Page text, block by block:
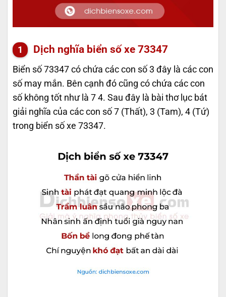
Dịch nghĩa biển số xe 73347
Biển số 73347 có chứa các con số 3 đây là các con
số may mắn. Bên cạnh đó cũng có chứa các con
số không tốt như là 7 4. Sau đây là bài thơ lục bát
giải nghĩa của các con số 7 (Thất), 3 (Tam), 4 (Tứ)
trong biển số xe 73347.